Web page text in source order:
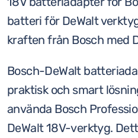
för
DeWalt
verktyg
batteri för DeWalt
kraften från Bosch med
Bosch-DeWalt
praktisk och smart
använda Bosch
DeWalt 18V-verktyg.